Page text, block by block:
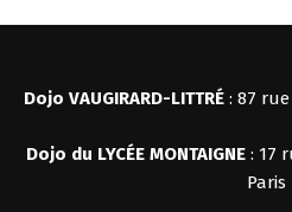
Dojo VAUGIRARD-LITTRÉ : 87
Dojo du LYCÉE MONTAIGNE : 17
Paris